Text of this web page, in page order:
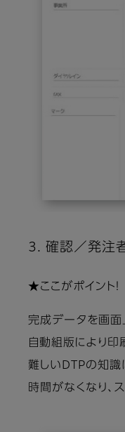
3. 確認／発注
★ここがポイント！
完成データを画面
自動組版により印
難しいDTPの知識
時間がなくなり、